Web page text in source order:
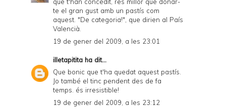
te el gran gust amb un pastís com
aquest. "De categoria!", que dirien al País
Valencià.
19 de gener del 2009, a les 23:01
illetapitita ha dit...
Que bonic que t'ha quedat aquest pastís.
Jo també el tinc pendent des de fa
temps. és irresistible!
19 de gener del 2009, a les 23:12